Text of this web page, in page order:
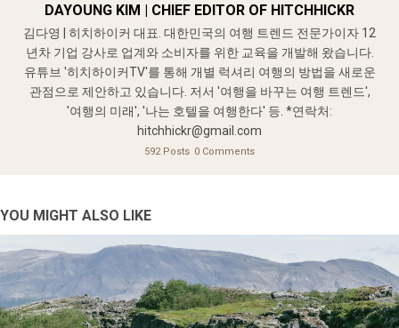
DAYOUNG KIM | CHIEF EDITOR OF HITCHHICKR
김다영 | 히치하이커 대표. 대한민국의 여행 트렌드 전문가이자 12
년차 기업 강사로 업계와 소비자를 위한 교육을 개발해 왔습니다.
유튜브 '히치하이커TV'를 통해 개별 럭셔리 여행의 방법을 새로운
관점으로 제안하고 있습니다. 저서 '여행을 바꾸는 여행 트렌드',
'여행의 미래', '나는 호텔을 여행한다' 등. *연락처:
hitchhickr@gmail.com
592 Posts 0 Comments
YOU MIGHT ALSO LIKE